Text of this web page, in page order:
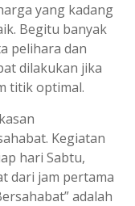
yang kadang
Begitu banyak
pelihara dan
dilakukan jika
titik optimal.
Kegiatan
hari Sabtu,
dari jam pertama
adalah